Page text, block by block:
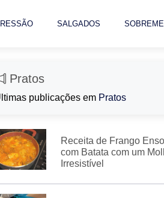
SALGADOS
Pratos
publicações em Pratos
Receita de Frango
com Batata com um
Irresistível